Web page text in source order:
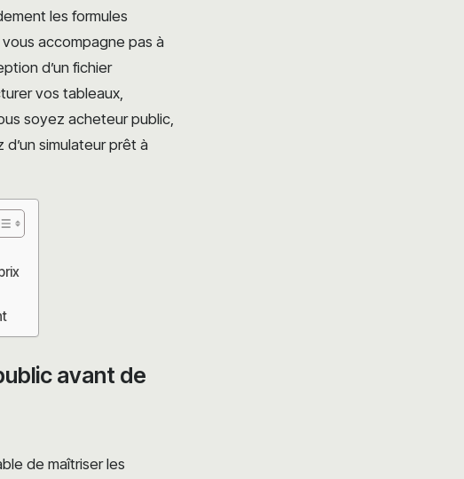
les formules
accompagne pas à
d’un fichier
vos tableaux,
soyez acheteur public,
simulateur prêt à
avant de
de maîtriser les